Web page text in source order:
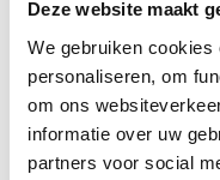
personaliseren, om
om ons
informatie over uw
partners voor social
partners kunnen deze
informatie die u aan